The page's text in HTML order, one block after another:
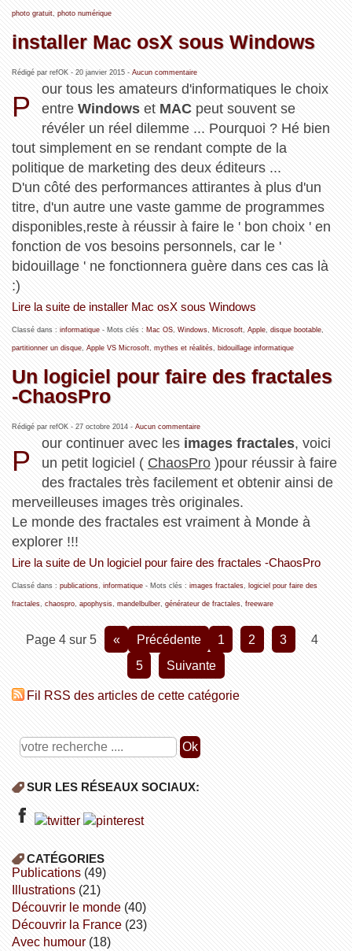
photo gratuit, photo numérique
installer Mac osX sous Windows
Rédigé par refOK - 20 janvier 2015- Aucun commentaire
P
our tous les amateurs d'informatiques le choix
entreWindows et MAC peut souvent se
révéler un réel dilemme ... Pourquoi ? Hé bien
tout simplement en se rendant compte de la
politique de marketing des deux éditeurs ...
D'un côté des performances attirantes à plus d'un
titre, d'un autre une vaste gamme de programmes
disponibles,reste à réussir à faire le ' bon choix ' en
fonction de vos besoins personnels, car le '
bidouillage ' ne fonctionnera guère dans ces cas là
:)
Lire la suite de installer Mac osX sous Windows
Classé dans : informatique- Mots clés : Mac OS, Windows, Microsoft, Apple, disque bootable,
partitionner un disque, Apple VS Microsoft, mythes et réalités, bidouillage informatique
Un logiciel pour faire des fractales
-ChaosPro
Rédigé par refOK - 27 octobre 2014- Aucun commentaire
P
our continuer avec les images fractales, voici
un petit logiciel ( ChaosPro )pour réussir à faire
des fractales très facilement et obtenir ainsi de
merveilleuses images très originales.
Le monde des fractales est vraiment à Monde à
explorer !!!
Lire la suite de Un logiciel pour faire des fractales -ChaosPro
Classé dans : publications, informatique- Mots clés : images fractales, logiciel pour faire des
fractales, chaospro, apophysis, mandelbulber, générateur de fractales, freeware
Page 4 sur 5 « précédente 1 2 3
4
5
suivante
Fil RSS des articles de cette catégorie
SUR LES RÉSEAUX SOCIAUX:
CATÉGORIES
publications(49)
illustrations(21)
découvrir le monde(40)
découvrir la France(23)
avec humour(18)